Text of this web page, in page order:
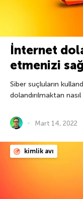
İnternet
etmenizi
Siber suçluların
dolandırılmaktan
Mart 14, 2022
kimlik avı